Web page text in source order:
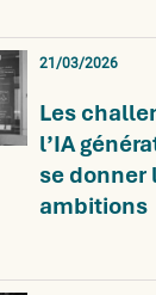
21/03/2026
Les
l’IA
se donner
ambitions